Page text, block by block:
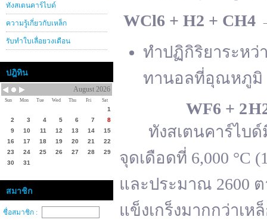
ทังสเตนคาร์ไบด์
ความรู้เกี่ยวกับเหล็ก
รับทำใบเลื่อยวงเดือน
ปฎิทิน
August 2026
Sun Mon Tue Wed Thu Fri Sat
1
2
3 4 5 6 7
8
9
10 11 12 13 14
15
16
17 18 19 20 21
22
23
24 25 26 27 28
29
30
31
สมาชิก
ชื่อสมาชิก :
WCl6 + H2 + CH4
ทำปฏิกิริยาระหว่
ทานอลที่อุณหภูมิ
WF6 + 2 H
ทังสเตนคาร์ไบด์มี
จุดเดือดที่ 6,000 °C
และประมาณ 2600
แข็งเกร็งมากกว่าเ